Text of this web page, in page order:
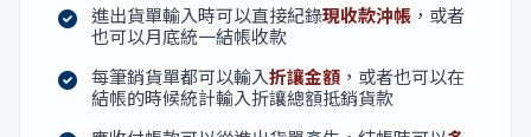
進出貨單輸入時可以直接紀錄現收款沖帳 ，或者
也可以月底統一結帳收款
每筆銷貨單都可以輸入折讓金額 ，或者也可以在
結帳的時候統計輸入折讓總額抵銷貨款